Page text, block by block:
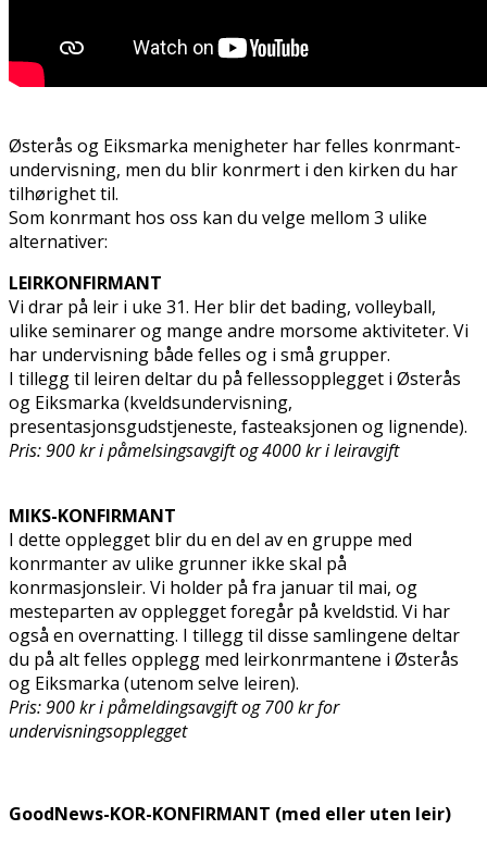
Østerås og Eiksmarka menigheter har felles konfirmant-
undervisning, men du blir konfirmert i den kirken du har
tilhørighet til.
Som konfirmant hos oss kan du velge mellom 3 ulike
alternativer:
LEIRKONFIRMANT
Vi drar på leir i uke 31. Her blir det bading, volleyball,
ulike seminarer og mange andre morsome aktiviteter. Vi
har undervisning både felles og i små grupper.
I tillegg til leiren deltar du på fellessopplegget i Østerås
og Eiksmarka (kveldsundervisning,
presentasjonsgudstjeneste, fasteaksjonen og lignende).
Pris: 900 kr i påmelsingsavgift og 4000 kr i leiravgift
MIKS-KONFIRMANT
I dette opplegget blir du en del av en gruppe med
konfirmanter av ulike grunner ikke skal på
konfirmasjonsleir. Vi holder på fra januar til mai, og
mesteparten av opplegget foregår på kveldstid. Vi har
også en overnatting. I tillegg til disse samlingene deltar
du på alt felles opplegg med leirkonfirmantene i Østerås
og Eiksmarka (utenom selve leiren).
Pris: 900 kr i påmeldingsavgift og 700 kr for
undervisningsopplegget
GoodNews-KOR-KONFIRMANT (med eller uten leir)